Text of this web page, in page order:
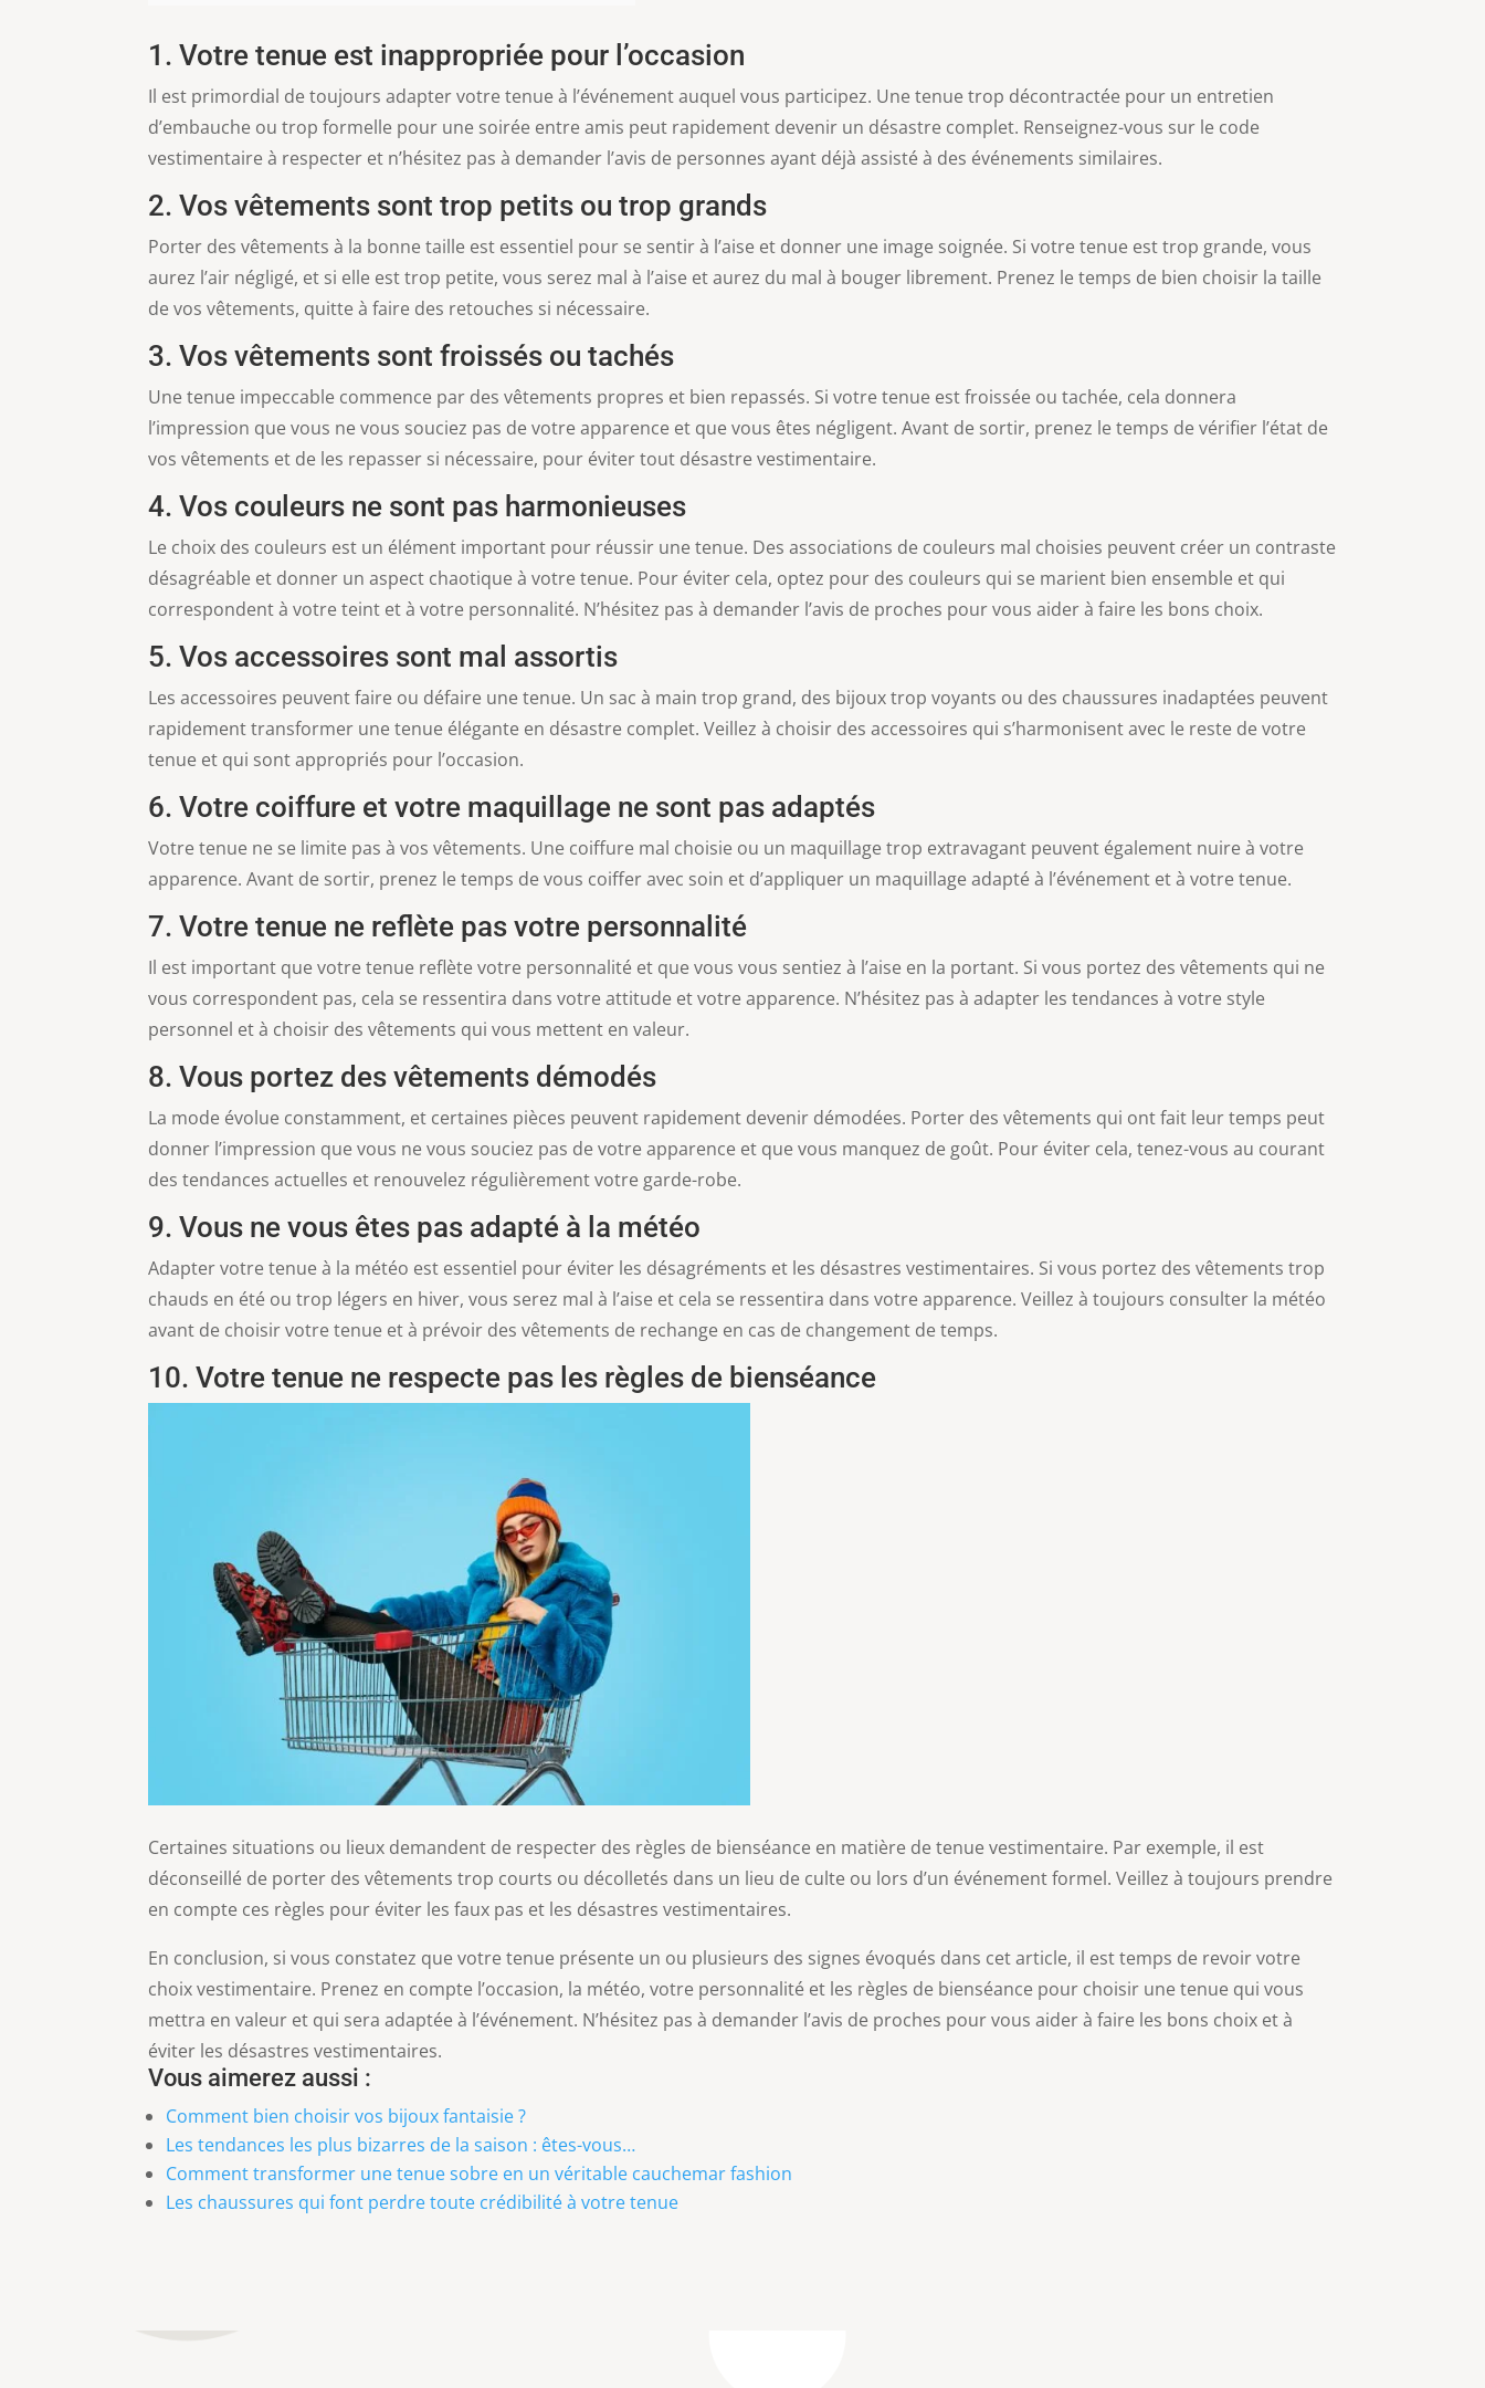
1. Votre tenue est inappropriée pour l’occasion
Il est primordial de toujours adapter votre tenue à l’événement auquel vous participez. Une tenue trop décontractée pour un entretien
d’embauche ou trop formelle pour une soirée entre amis peut rapidement devenir un désastre complet. Renseignez-vous sur le code
vestimentaire à respecter et n’hésitez pas à demander l’avis de personnes ayant déjà assisté à des événements similaires.
2. Vos vêtements sont trop petits ou trop grands
Porter des vêtements à la bonne taille est essentiel pour se sentir à l’aise et donner une image soignée. Si votre tenue est trop grande, vous
aurez l’air négligé, et si elle est trop petite, vous serez mal à l’aise et aurez du mal à bouger librement. Prenez le temps de bien choisir la taille
de vos vêtements, quitte à faire des retouches si nécessaire.
3. Vos vêtements sont froissés ou tachés
Une tenue impeccable commence par des vêtements propres et bien repassés. Si votre tenue est froissée ou tachée, cela donnera
l’impression que vous ne vous souciez pas de votre apparence et que vous êtes négligent. Avant de sortir, prenez le temps de vérifier l’état de
vos vêtements et de les repasser si nécessaire, pour éviter tout désastre vestimentaire.
4. Vos couleurs ne sont pas harmonieuses
Le choix des couleurs est un élément important pour réussir une tenue. Des associations de couleurs mal choisies peuvent créer un contraste
désagréable et donner un aspect chaotique à votre tenue. Pour éviter cela, optez pour des couleurs qui se marient bien ensemble et qui
correspondent à votre teint et à votre personnalité. N’hésitez pas à demander l’avis de proches pour vous aider à faire les bons choix.
5. Vos accessoires sont mal assortis
Les accessoires peuvent faire ou défaire une tenue. Un sac à main trop grand, des bijoux trop voyants ou des chaussures inadaptées peuvent
rapidement transformer une tenue élégante en désastre complet. Veillez à choisir des accessoires qui s’harmonisent avec le reste de votre
tenue et qui sont appropriés pour l’occasion.
6. Votre coiffure et votre maquillage ne sont pas adaptés
Votre tenue ne se limite pas à vos vêtements. Une coiffure mal choisie ou un maquillage trop extravagant peuvent également nuire à votre
apparence. Avant de sortir, prenez le temps de vous coiffer avec soin et d’appliquer un maquillage adapté à l’événement et à votre tenue.
7. Votre tenue ne reflète pas votre personnalité
Il est important que votre tenue reflète votre personnalité et que vous vous sentiez à l’aise en la portant. Si vous portez des vêtements qui ne
vous correspondent pas, cela se ressentira dans votre attitude et votre apparence. N’hésitez pas à adapter les tendances à votre style
personnel et à choisir des vêtements qui vous mettent en valeur.
8. Vous portez des vêtements démodés
La mode évolue constamment, et certaines pièces peuvent rapidement devenir démodées. Porter des vêtements qui ont fait leur temps peut
donner l’impression que vous ne vous souciez pas de votre apparence et que vous manquez de goût. Pour éviter cela, tenez-vous au courant
des tendances actuelles et renouvelez régulièrement votre garde-robe.
9. Vous ne vous êtes pas adapté à la météo
Adapter votre tenue à la météo est essentiel pour éviter les désagréments et les désastres vestimentaires. Si vous portez des vêtements trop
chauds en été ou trop légers en hiver, vous serez mal à l’aise et cela se ressentira dans votre apparence. Veillez à toujours consulter la météo
avant de choisir votre tenue et à prévoir des vêtements de rechange en cas de changement de temps.
10. Votre tenue ne respecte pas les règles de bienséance
Certaines situations ou lieux demandent de respecter des règles de bienséance en matière de tenue vestimentaire. Par exemple, il est
déconseillé de porter des vêtements trop courts ou décolletés dans un lieu de culte ou lors d’un événement formel. Veillez à toujours prendre
en compte ces règles pour éviter les faux pas et les désastres vestimentaires.
En conclusion, si vous constatez que votre tenue présente un ou plusieurs des signes évoqués dans cet article, il est temps de revoir votre
choix vestimentaire. Prenez en compte l’occasion, la météo, votre personnalité et les règles de bienséance pour choisir une tenue qui vous
mettra en valeur et qui sera adaptée à l’événement. N’hésitez pas à demander l’avis de proches pour vous aider à faire les bons choix et à
éviter les désastres vestimentaires.
Vous aimerez aussi :
Comment bien choisir vos bijoux fantaisie ?
Les tendances les plus bizarres de la saison : êtes-vous…
Comment transformer une tenue sobre en un véritable cauchemar fashion
Les chaussures qui font perdre toute crédibilité à votre tenue